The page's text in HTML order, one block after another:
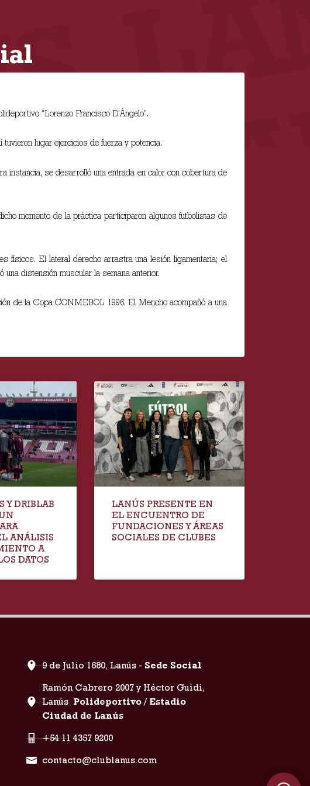
“Lorenzo Francisco D’Ángelo”.
lugar ejercicios de fuerza y potencia.
instancia, se desarrolló una entrada en calor con cobertura de
momento de la práctica participaron algunos futbolistas de
físicos. El lateral derecho arrastra una lesión ligamentaria; el
una distensión muscular la semana anterior.
de la Copa CONMEBOL 1996. El Mencho acompañó a una
Y DRIBLAB
ANÁLISIS
A
DATOS
LANÚS PRESENTE EN
EL ENCUENTRO DE
FUNDACIONES Y ÁREAS
SOCIALES DE CLUBES
9 de Julio 1680, Lanús - Sede Social
Ramón Cabrero 2007 y Héctor Guidi,
Lanús Polideportivo / Estadio
Ciudad de Lanús
+54 11 4357 9200
contacto@clublanus.com